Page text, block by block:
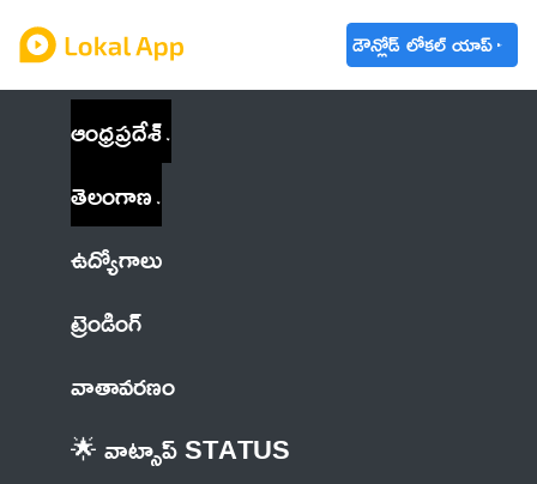
డౌన్లోడ్ లోకల్ యాప్
ఆంధ్రప్రదేశ్
తెలంగాణ
ఉద్యోగాలు
ట్రెండింగ్
వాతావరణం
🌟 వాట్సాప్ STATUS